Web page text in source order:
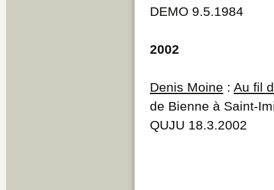
DEMO 9.5.1984
2002
Denis Moine : Au fil
de Bienne à Saint-
QUJU 18.3.2002